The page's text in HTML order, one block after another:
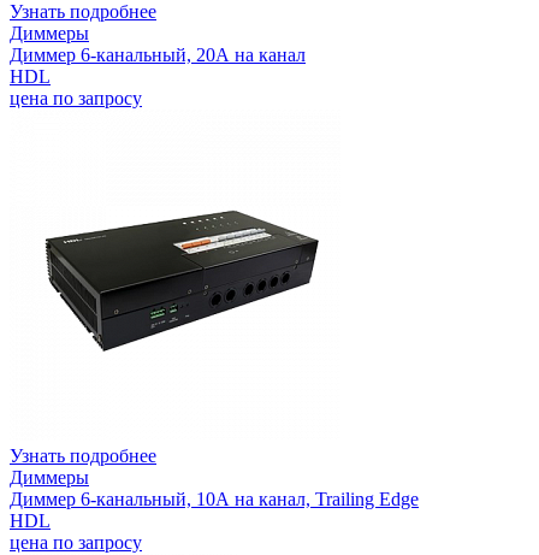
Узнать подробнее
Диммеры
Диммер 6-канальный, 20А на канал
HDL
цена по запросу
Узнать подробнее
Диммеры
Диммер 6-канальный, 10А на канал, Trailing Edge
HDL
цена по запросу